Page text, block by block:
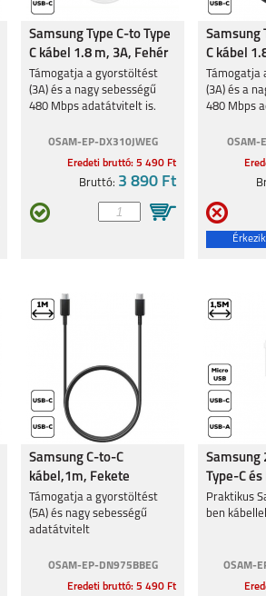
Samsung Type C-to Type
C kábel 1.8 m, 3A, Fehér
Támogatja a gyorstöltést
(3A) és a nagy sebességű
480 Mbps adatátvitelt is.
OSAM-EP-DX310JWEG
Eredeti bruttó: 5 490 Ft
Bruttó: 3 890 Ft
Samsung
C kábel
Támogatja
(3A) és a
480 Mbps
OSAM-
Samsung C-to-C
kábel,1m, Fekete
Támogatja a gyorstöltést
(5A) és nagy sebességű
adatátvitelt
OSAM-EP-DN975BBEG
Eredeti bruttó: 5 490 Ft
Samsung
Type-C
Praktikus
ben
OSAM-